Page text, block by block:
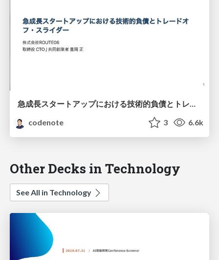
急成長スタートアップにおける技術的負債とトレードオフ・スライダー / Technical Debt and Trade-off Sliders in Fast-Growing Startups
codenote
3 6.6k
Other Decks in Technology
See All in Technology